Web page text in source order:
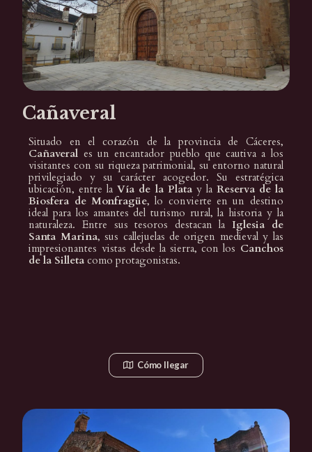
Cañaveral
Situado en el corazón de la provincia de Cáceres,
Cañaveral es un encantador pueblo que cautiva a los
visitantes con su riqueza patrimonial, su entorno natural
privilegiado y su carácter acogedor. Su estratégica
ubicación, entre laVía de la Platay la Reserva de la
Biosfera de Monfragüe, lo convierte en un destino
ideal para los amantes del turismo rural, la historia y la
naturaleza. Entre sus tesoros destacan la Iglesia de
Santa Marina, sus callejuelas de origen medieval y las
impresionantes vistas desde la sierra, con los Canchos
de la Silleta como protagonistas.
Cómo llegar